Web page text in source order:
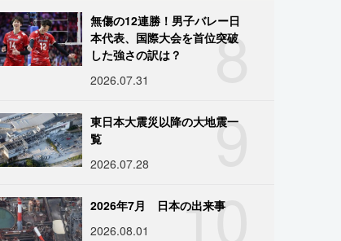
8
無傷の12連勝！男子バレー日
本代表、国際大会を首位突破
した強さの訳は？
2026.07.31
9
東日本大震災以降の大地震一
覧
2026.07.28
10
2026年7月 日本の出来事
2026.08.01